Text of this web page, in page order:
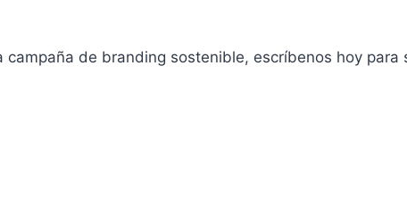
de branding sostenible, escríbenos hoy